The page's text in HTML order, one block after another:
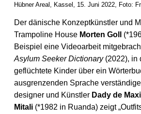
Hübner Areal, Kassel, 15. Juni 2022, Foto:
Der dänische Konzeptkünstler und
Trampoline House Morten Goll
Beispiel eine Video­arbeit
Asylum Seeker Dictionary(2022), in
geflüchtete Kinder über ein
ausgrenzenden Sprache
designer und Künstler Dady de
Mitali(*1982 in Ruanda) zeigt